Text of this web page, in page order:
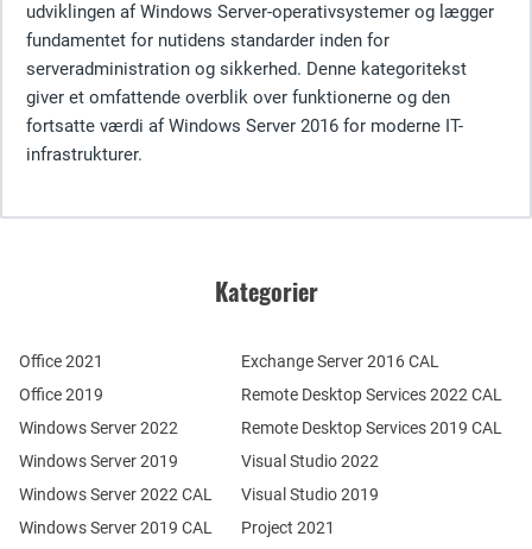
udviklingen af Windows Server-operativsystemer og lægger
fundamentet for nutidens standarder inden for
serveradministration og sikkerhed. Denne kategoritekst
giver et omfattende overblik over funktionerne og den
fortsatte værdi af Windows Server 2016 for moderne IT-
infrastrukturer.
Kategorier
Office 2021
Office 2019
Windows Server 2022
Windows Server 2019
Windows Server 2022 CAL
Windows Server 2019 CAL
Remote Desktop Services 2022 CAL
Remote Desktop Services 2019 CAL
Exchange Server 2016 CAL
Visual Studio 2022
Visual Studio 2019
Project 2021